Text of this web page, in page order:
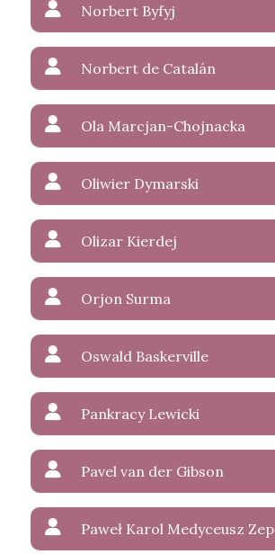
Norbert Byfyj
Norbert de Catalán
Ola Marcjan-Chojnacka
Oliwier Dymarski
Olizar Kierdej
Orjon Surma
Oswald Baskerville
Pankracy Lewicki
Pavel van der Gibson
Paweł Karol Medyceusz Zep